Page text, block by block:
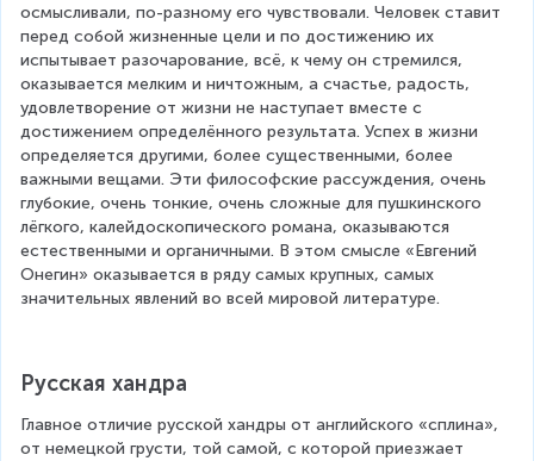
осмысливали, по-разному его чувствовали. Человек ставит
перед собой жизненные цели и по достижению их
испытывает разочарование, всё, к чему он стремился,
оказывается мелким и ничтожным, а счастье, радость,
удовлетворение от жизни не наступает вместе с
достижением определённого результата. Успех в жизни
определяется другими, более существенными, более
важными вещами. Эти философские рассуждения, очень
глубокие, очень тонкие, очень сложные для пушкинского
лёгкого, калейдоскопического романа, оказываются
естественными и органичными. В этом смысле «Евгений
Онегин» оказывается в ряду самых крупных, самых
значительных явлений во всей мировой литературе.
Русская хандра
Главное отличие русской хандры от английского «сплина»,
от немецкой грусти, той самой, с которой приезжает